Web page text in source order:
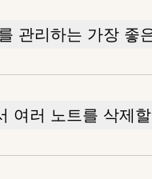
관리하는 가장 좋
여러 노트를 삭제